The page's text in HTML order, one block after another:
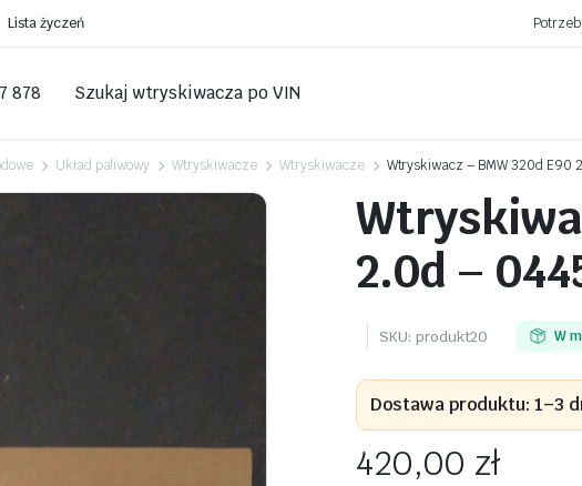
Lista życzeń
878 Szukaj wtryskiwacza po VIN
Układ paliwowy Wtryskiwacze Wtryskiwacze Wtryskiwacz – BMW 320d E90
2.0d –
SKU: produkt20 W
Dostawa produktu: 1–3
420,00 zł